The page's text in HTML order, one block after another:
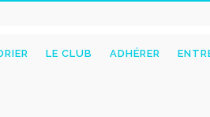
LE CLUB ADHÉRER